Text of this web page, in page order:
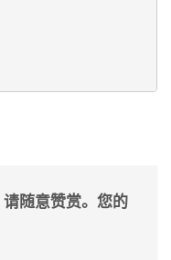
随意赞赏。您的